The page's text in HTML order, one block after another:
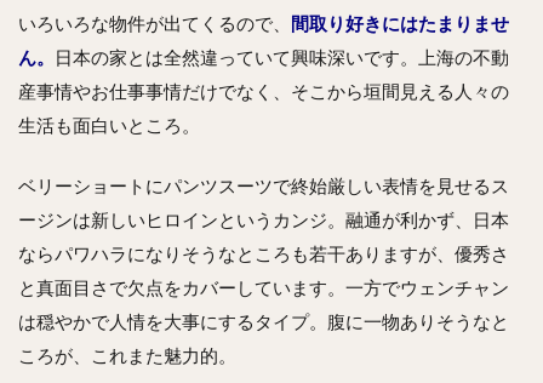
いろいろな物件が出てくるので、 間取り好きにはたまりませ
ん。
日本の家とは全然違っていて興味深いです。上海の不動
産事情やお仕事事情だけでなく、そこから垣間見える人々の
生活も面白いところ。
ベリーショートにパンツスーツで終始厳しい表情を見せるス
ージンは新しいヒロインというカンジ。融通が利かず、日本
ならパワハラになりそうなところも若干ありますが、優秀さ
と真面目さで欠点をカバーしています。一方でウェンチャン
は穏やかで人情を大事にするタイプ。腹に一物ありそうなと
ころが、これまた魅力的。